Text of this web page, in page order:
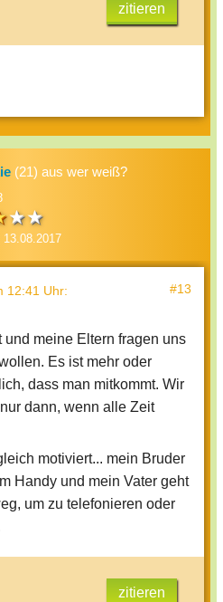
zitieren
(21) aus wer weiß?
12:41 Uhr: #13
und meine Eltern fragen uns
Es ist mehr oder
dass man mitkommt. Wir
dann, wenn alle Zeit
motiviert... mein Bruder
Handy und mein Vater geht
um zu telefonieren oder
zitieren